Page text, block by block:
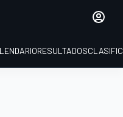
RESULTADOS